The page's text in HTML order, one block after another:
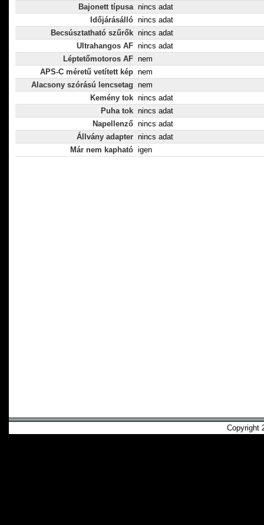
Bajonett típusa nincs adat
Időjárásálló nincs adat
Becsúsztatható szűrők nincs adat
Ultrahangos AF nincs adat
Léptetőmotoros AF nem
APS-C méretű vetített kép nem
Alacsony szórású lencsetag nem
Kemény tok nincs adat
Puha tok nincs adat
Napellenző nincs adat
Állvány adapter nincs adat
Már nem kapható igen
Copyright